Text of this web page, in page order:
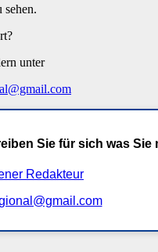
sehen.
unter
Sie für sich was Sie